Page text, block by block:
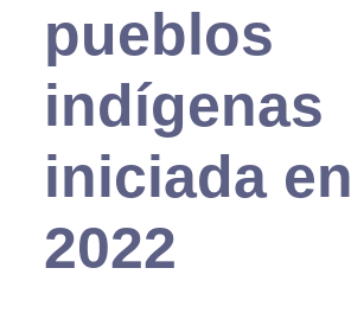
pueblos
indígenas
iniciada en
2022